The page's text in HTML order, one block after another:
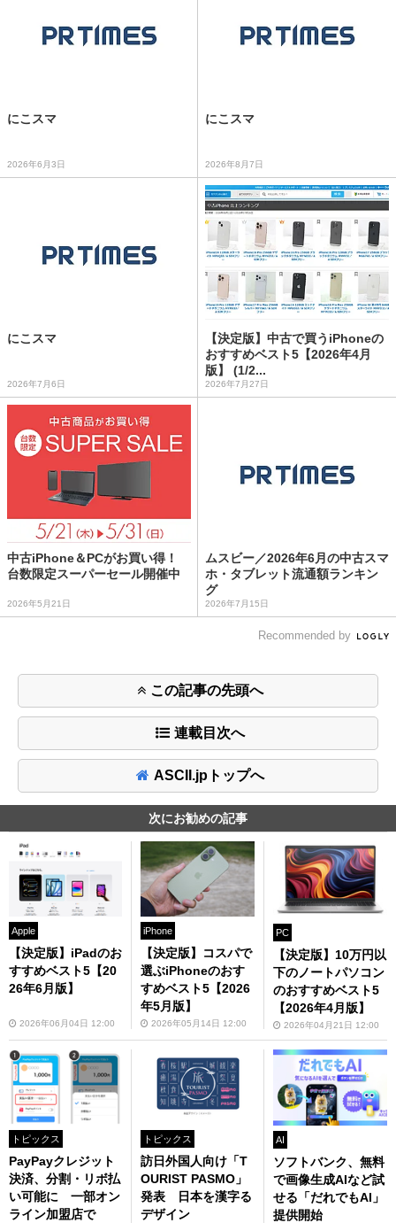
にこスマ
2026年6月3日
にこスマ
2026年8月7日
にこスマ
2026年7月6日
【決定版】中古で買うiPhoneの
おすすめベスト5【2026年4月
版】 (1/2...
2026年7月27日
中古iPhone＆PCがお買い得！
台数限定スーパーセール開催中
2026年5月21日
ムスビー／2026年6月の中古スマ
ホ・タブレット流通額ランキン
グ
2026年7月15日
Recommended by
この記事の先頭へ
連載目次へ
ASCII.jpトップへ
次にお勧めの記事
Apple
【決定版】iPadのお
すすめベスト5【20
26年6月版】
2026年06月04日 12:00
iPhone
【決定版】コスパで
選ぶiPhoneのおす
すめベスト5【2026
年5月版】
2026年05月14日 12:00
PC
【決定版】10万円以
下のノートパソコン
のおすすめベスト5
【2026年4月版】
2026年04月21日 12:00
トピックス
PayPayクレジット
決済、分割・リボ払
い可能に 一部オン
ライン加盟店で
トピックス
訪日外国人向け「T
OURIST PASMO」
発表 日本を漢字る
デザイン
AI
ソフトバンク、無料
で画像生成AIなど試
せる「だれでもAI」
提供開始